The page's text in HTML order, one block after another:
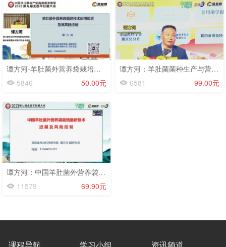
谭方河-羊肚菌外营养袋栽培技术应用现状及其风险管控-第九届羊肚菌大会-2025.3.8
5846
50.00元
谭方河：羊肚菌菌种生产与营养袋关键技术-第八届羊肚菌大会-2024.3.15
6581
99.00元
谭方河：中国羊肚菌外营养袋栽培技术最新进展及风险防控-第七届羊肚菌-2023.9.3
11579
69.90元
课程导航 学习小组 资讯频道